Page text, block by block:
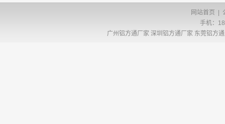
网站首页
手机：
广州铝方通厂家 深圳铝方通厂家 东莞铝方